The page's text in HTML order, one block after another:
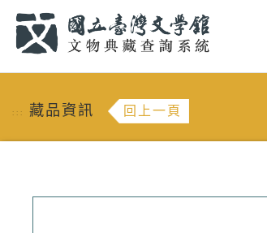
::: 藏品資訊 回上一頁